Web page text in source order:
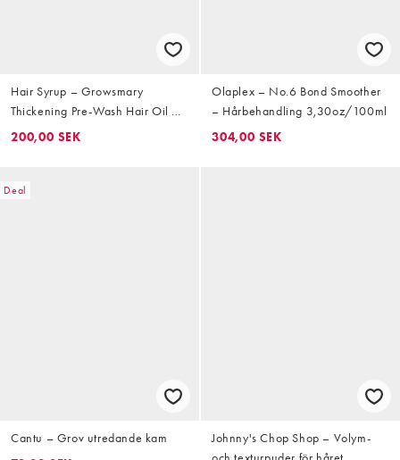
Hair Syrup – Growsmary
Thickening Pre-Wash Hair Oil –
Hårolja 100ml
200,00 SEK
Olaplex – No.6 Bond Smoother
– Hårbehandling 3,30oz/100ml
304,00 SEK
Deal
Cantu – Grov utredande kam
Johnny's Chop Shop – Volym-